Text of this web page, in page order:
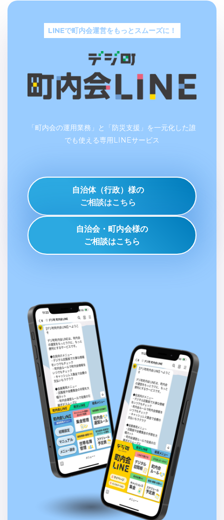
LINEで町内会運営をもっとスムーズに！
「町内会の運用業務」と「防災支援」を一元化した誰
でも使える専用LINEサービス
自治体（行政）様の
ご相談はこちら
自治会・町内会様の
ご相談はこちら